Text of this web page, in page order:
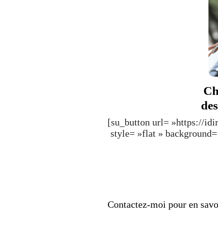
[su_button url= »https://
style= »flat »
Contactez-moi pour en